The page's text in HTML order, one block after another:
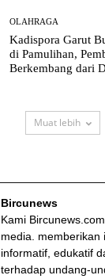
OLAHRAGA
Kadispora Garut
di Pamulihan,
Berkembang dari
Muat lebih
Bircunews
Kami
media. memberikan
informatif, edukatif
terhadap undang-